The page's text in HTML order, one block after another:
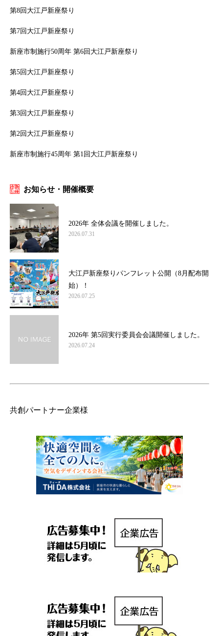
第8回大江戸新座祭り
第7回大江戸新座祭り
新座市制施行50周年 第6回大江戸新座祭り
第5回大江戸新座祭り
第4回大江戸新座祭り
第3回大江戸新座祭り
第2回大江戸新座祭り
新座市制施行45周年 第1回大江戸新座祭り
お知らせ・開催概要
2026年 全体会議を開催しました。
2026.07.31
大江戸新座祭りパンフレット公開（8月配布開
始）！
2026.07.25
2026年 第5回実行委員会会議開催しました。
2026.07.24
共創パートナー企業様